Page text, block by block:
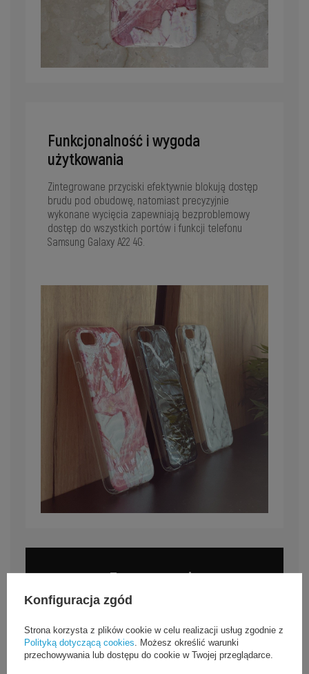
Funkcjonalność i wygoda
użytkowania
Zintegrowane przyciski efektywnie blokują dostęp
brudu pod obudowę, natomiast precyzyjnie
wykonane wycięcia zapewniają bezproblemowy
dostęp do wszystkich portów i funkcji telefonu
Samsung Galaxy A22 4G.
Zastosowania
Eleganckie etui marmurowe chroni Samsung Galaxy A22 4G
Codzienne noszenie
Konfiguracja zgód
Strona korzysta z plików cookie w celu realizacji usług zgodnie z
Polityką dotyczącą cookies . Możesz określić warunki
przechowywania lub dostępu do cookie w Twojej przeglądarce.